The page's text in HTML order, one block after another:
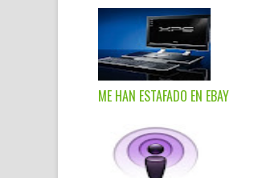
ME HAN ESTAFADO EN EBAY